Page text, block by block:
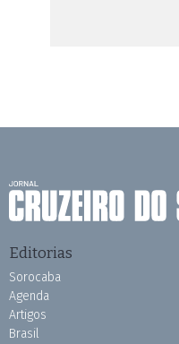
Editorias
Sorocaba
Agenda
Artigos
Brasil